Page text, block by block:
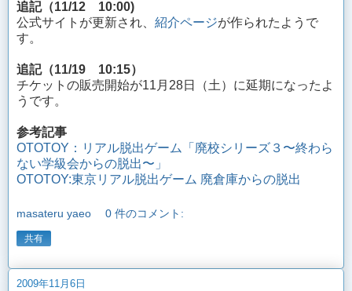
追記（11/12 10:00)
公式サイトが更新され、 紹介ページが作られたようで
す。
追記（11/19 10:15）
チケットの販売開始が11月28日（土）に延期になったよ
うです。
参考記事
OTOTOY：リアル脱出ゲーム「廃校シリーズ３〜終わら
ない学級会からの脱出〜」
OTOTOY:東京リアル脱出ゲーム 廃倉庫からの脱出
masateru yaeo 0 件のコメント:
共有
2009年11月6日